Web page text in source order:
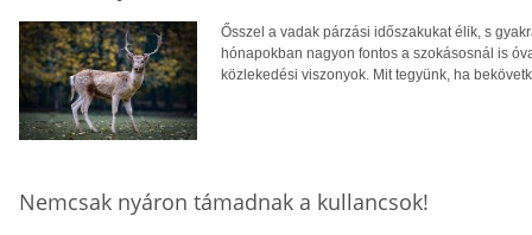
Ősszel a vadak párzási időszakukat élik, s
hónapokban nagyon fontos a szokásosnál is
közlekedési viszonyok. Mit tegyünk, ha
Nemcsak nyáron támadnak a kullancsok!